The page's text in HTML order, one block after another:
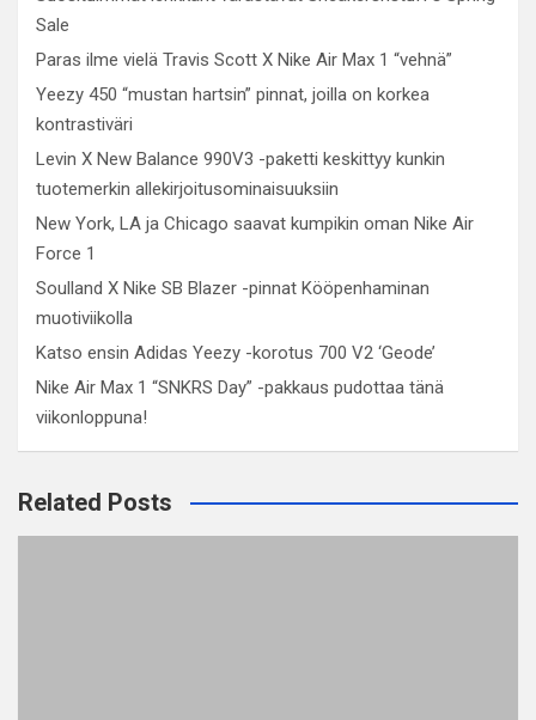
Sale
Paras ilme vielä Travis Scott X Nike Air Max 1 “vehnä”
Yeezy 450 “mustan hartsin” pinnat, joilla on korkea
kontrastiväri
Levin X New Balance 990V3 -paketti keskittyy kunkin
tuotemerkin allekirjoitusominaisuuksiin
New York, LA ja Chicago saavat kumpikin oman Nike Air
Force 1
Soulland X Nike SB Blazer -pinnat Kööpenhaminan
muotiviikolla
Katso ensin Adidas Yeezy -korotus 700 V2 ‘Geode’
Nike Air Max 1 “SNKRS Day” -pakkaus pudottaa tänä
viikonloppuna!
Related Posts